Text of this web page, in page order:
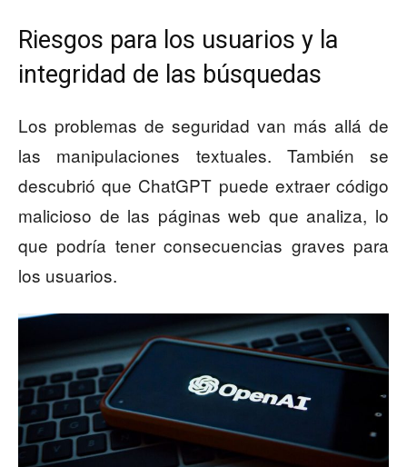
Riesgos para los usuarios y la
integridad de las búsquedas
Los problemas de seguridad van más allá de
las manipulaciones textuales. También se
descubrió que ChatGPT puede extraer código
malicioso de las páginas web que analiza, lo
que podría tener consecuencias graves para
los usuarios.